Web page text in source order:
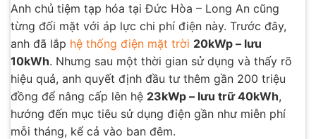
Anh chủ tiệm tạp hóa tại Đức Hòa – Long An cũng
từng đối mặt với áp lực chi phí điện này. Trước đây,
anh đã lắp hệ thống điện mặt trời 20kWp – lưu
10kWh. Nhưng sau một thời gian sử dụng và thấy rõ
hiệu quả, anh quyết định đầu tư thêm gần 200 triệu
đồng để nâng cấp lên hệ 23kWp – lưu trữ 40kWh,
hướng đến mục tiêu sử dụng điện gần như miễn phí
mỗi tháng, kể cả vào ban đêm.